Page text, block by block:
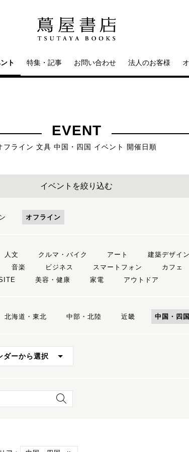
ト 特集・記事 お問い合わせ 法人のお客様
EVENT
フライン 文具 中国・四国 イベント 開催日順
イベントを絞り込む
オフライン
人文 クルマ・バイク アート 建築デザイン
音楽 ビジネス スマートフォン カフェ
美容・健康 家電 アウトドア
北海道・東北 中部・北陸 近畿 中国・四国
ダーから選択